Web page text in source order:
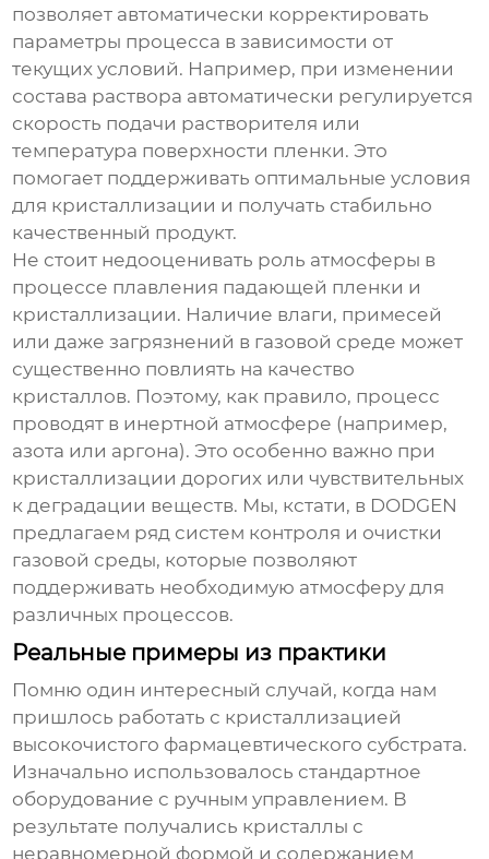
позволяет автоматически корректировать
параметры процесса в зависимости от
текущих условий. Например, при изменении
состава раствора автоматически регулируется
скорость подачи растворителя или
температура поверхности пленки. Это
помогает поддерживать оптимальные условия
для кристаллизации и получать стабильно
качественный продукт.
Не стоит недооценивать роль атмосферы в
процессе плавления падающей пленки и
кристаллизации. Наличие влаги, примесей
или даже загрязнений в газовой среде может
существенно повлиять на качество
кристаллов. Поэтому, как правило, процесс
проводят в инертной атмосфере (например,
азота или аргона). Это особенно важно при
кристаллизации дорогих или чувствительных
к деградации веществ. Мы, кстати, в DODGEN
предлагаем ряд систем контроля и очистки
газовой среды, которые позволяют
поддерживать необходимую атмосферу для
различных процессов.
Реальные примеры из практики
Помню один интересный случай, когда нам
пришлось работать с кристаллизацией
высокочистого фармацевтического субстрата.
Изначально использовалось стандартное
оборудование с ручным управлением. В
результате получались кристаллы с
неравномерной формой и содержанием